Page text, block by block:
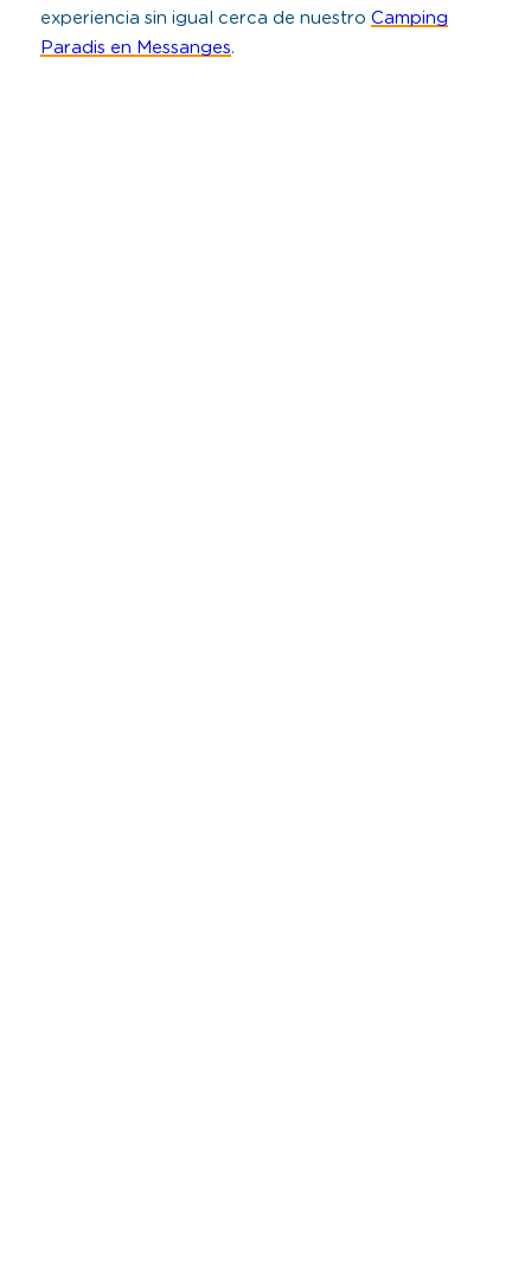
experiencia sin igual cerca de nuestro Camping
Paradis en Messanges.